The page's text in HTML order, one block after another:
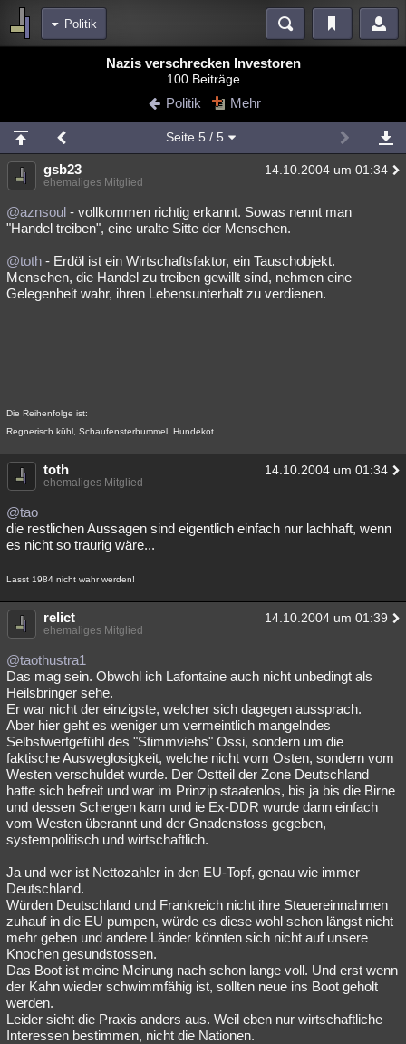
Politik
Blogs Videos
Chat Wiki Neuigkeiten
meine Rubriken
Menschen Mystery Kriminalfälle
Spiritualität Verschwörungen Technologie Ufologie
weitere Rubriken
Philosophie Träume Orte Esoterik Literatur
Besucht Teilgenommen Alle
Lesenswert
Nazis verschrecken Investoren
100 Beiträge
Politik Mehr
Seite 5 / 5
gsb23 14.10.2004 um 01:34
ehemaliges Mitglied
@aznsoul - vollkommen richtig erkannt. Sowas nennt man
"Handel treiben", eine uralte Sitte der Menschen.
@toth - Erdöl ist ein Wirtschaftsfaktor, ein Tauschobjekt.
Menschen, die Handel zu treiben gewillt sind, nehmen eine
Gelegenheit wahr, ihren Lebensunterhalt zu verdienen.
Die Reihenfolge ist:
Regnerisch kühl, Schaufensterbummel, Hundekot.
toth 14.10.2004 um 01:34
ehemaliges Mitglied
@tao
die restlichen Aussagen sind eigentlich einfach nur lachhaft, wenn
es nicht so traurig wäre...
Lasst 1984 nicht wahr werden!
relict 14.10.2004 um 01:39
ehemaliges Mitglied
@taothustra1
Das mag sein. Obwohl ich Lafontaine auch nicht unbedingt als
Heilsbringer sehe.
Er war nicht der einzigste, welcher sich dagegen aussprach.
Aber hier geht es weniger um vermeintlich mangelndes
Selbstwertgefühl des "Stimmviehs" Ossi, sondern um die
faktische Ausweglosigkeit, welche nicht vom Osten, sondern vom
Westen verschuldet wurde. Der Ostteil der Zone Deutschland
hatte sich befreit und war im Prinzip staatenlos, bis ja bis die Birne
und dessen Schergen kam und ie Ex-DDR wurde dann einfach
vom Westen überannt und der Gnadenstoss gegeben,
systempolitisch und wirtschaftlich.
Ja und wer ist Nettozahler in den EU-Topf, genau wie immer
Deutschland.
Würden Deutschland und Frankreich nicht ihre Steuereinnahmen
zuhauf in die EU pumpen, würde es diese wohl schon längst nicht
mehr geben und andere Länder könnten sich nicht auf unsere
Knochen gesundstossen.
Das Boot ist meine Meinung nach schon lange voll. Und erst wenn
der Kahn wieder schwimmfähig ist, sollten neue ins Boot geholt
werden.
Leider sieht die Praxis anders aus. Weil eben nur wirtschaftliche
Interessen bestimmen, nicht die Nationen.